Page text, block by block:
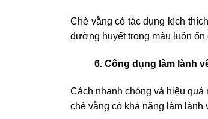
Chè vằng có tác dụng kích
đường huyết trong máu luôn ổn
6. Công dụng làm lành
Cách nhanh chóng và hiệu
chè vằng có khả năng làm